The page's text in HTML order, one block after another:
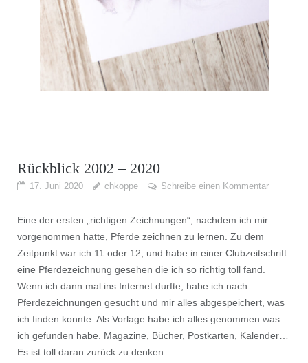
Rückblick 2002 – 2020
17. Juni 2020 chkoppe Schreibe einen Kommentar
Eine der ersten „richtigen Zeichnungen“, nachdem ich mir
vorgenommen hatte, Pferde zeichnen zu lernen. Zu dem
Zeitpunkt war ich 11 oder 12, und habe in einer Clubzeitschrift
eine Pferdezeichnung gesehen die ich so richtig toll fand.
Wenn ich dann mal ins Internet durfte, habe ich nach
Pferdezeichnungen gesucht und mir alles abgespeichert, was
ich finden konnte. Als Vorlage habe ich alles genommen was
ich gefunden habe. Magazine, Bücher, Postkarten, Kalender…
Es ist toll daran zurück zu denken.